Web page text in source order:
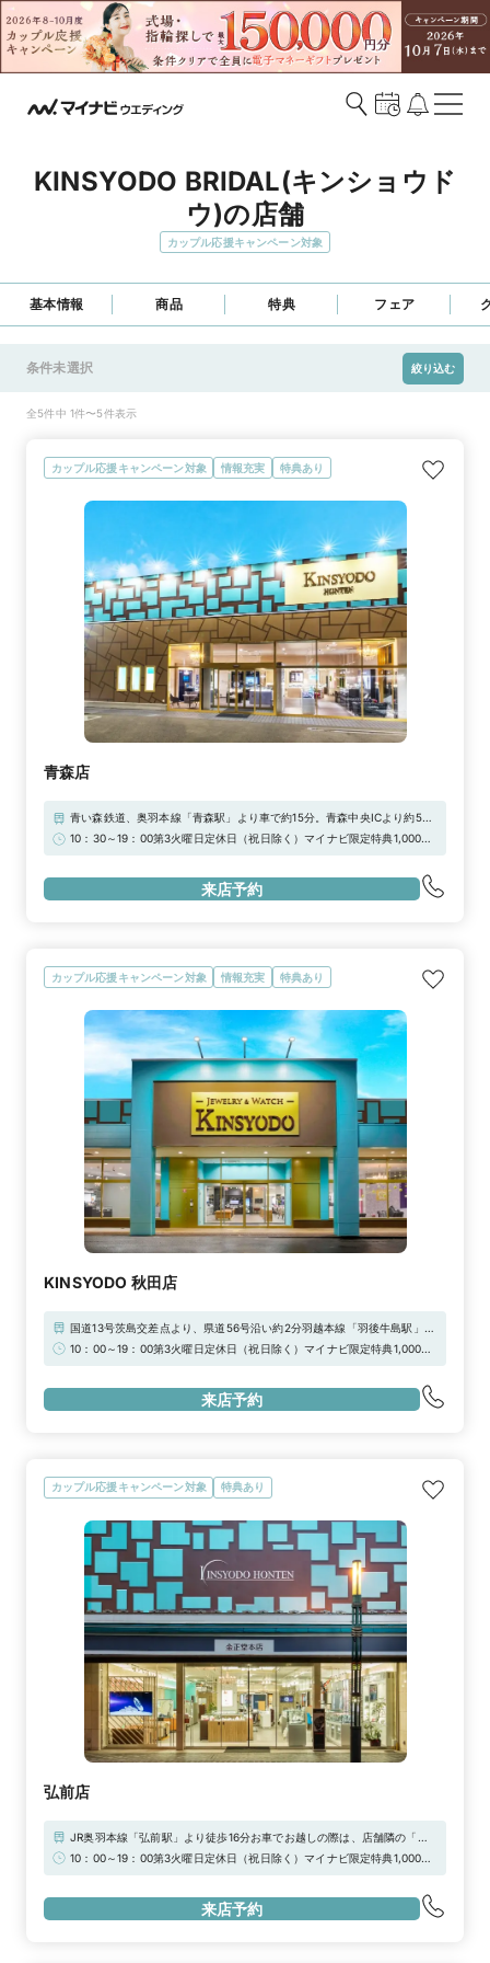
KINSYODO BRIDAL(キンショウド
ウ)の店舗
カップル応援キャンペーン対象
基本情報 商品 特典 フェア
条件未選択 絞り込む
全5件中 1件〜5件表示
カップル応援キャンペーン対象 情報充実 特典あり
青森店
青い森鉄道、奥羽本線「青森駅」より車で約15分。青森中央ICより約5
分。敷地内駐車場22台有り
10：30～19：00第3火曜日定休日（祝日除く）マイナビ限定特典1,000円
来店予約
カップル応援キャンペーン対象 情報充実 特典あり
KINSYODO 秋田店
国道13号茨島交差点より、県道56号沿い約2分羽越本線「羽後牛島駅」よ
り車で約5分駐車場：イオンタウン茨島内の駐車場をご利用ください。
10：00～19：00第3火曜日定休日（祝日除く）マイナビ限定特典1,000円
来店予約
カップル応援キャンペーン対象 特典あり
弘前店
JR奥羽本線「弘前駅」より徒歩16分お車でお越しの際は、店舗隣の「タ
イムズ弘前下土手町」店舗向かいの「したどてスカイパーク」をご利用く
10：00～19：00第3火曜日定休日（祝日除く）マイナビ限定特典1,000円
来店予約